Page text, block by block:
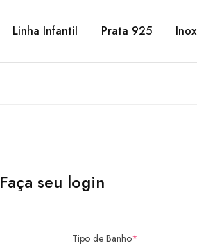
Linha Infantil Prata 925 Inox
Faça seu login
Tipo de Banho*